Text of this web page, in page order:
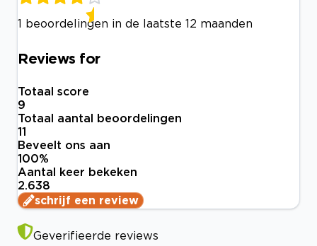
1 beoordelingen in de laatste 12 maanden
Reviews for
Totaal score
9
Totaal aantal beoordelingen
11
Beveelt ons aan
100%
Aantal keer bekeken
2.638
schrijf een review
Geverifieerde reviews